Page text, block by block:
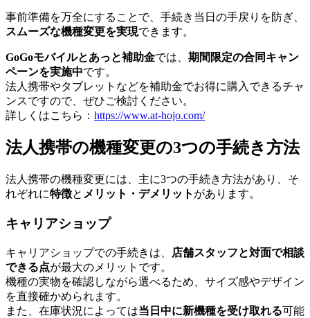
事前準備を万全にすることで、手続き当日の手戻りを防ぎ、
スムーズな機種変更を実現できます。
GoGoモバイルとあっと補助金では、 期間限定の合同キャン
ペーンを実施中です。
法人携帯やタブレットなどを補助金でお得に購入できるチャ
ンスですので、ぜひご検討ください。
詳しくはこちら： https://www.at-hojo.com/
法人携帯の機種変更の3つの手続き方法
法人携帯の機種変更には、主に3つの手続き方法があり、そ
れぞれに特徴と メリット・デメリット があります。
キャリアショップ
キャリアショップでの手続きは、
店舗スタッフと対面で相談
できる点が最大のメリットです。
機種の実物を確認しながら選べるため、サイズ感やデザイン
を直接確かめられます。
また、在庫状況によっては当日中に新機種を受け取れる可能